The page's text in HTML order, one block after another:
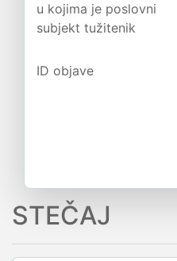
u kojima je poslovni
subjekt tužitenik
ID objave
STEČAJ